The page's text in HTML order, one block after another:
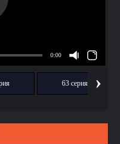
63 серия ›